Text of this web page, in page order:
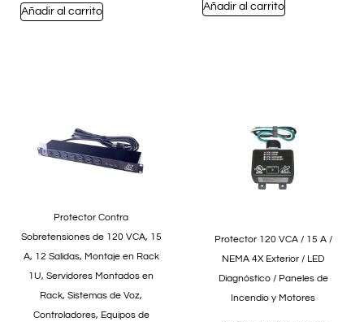
Añadir al carrito Añadir al carrito
Protector Contra
Sobretensiones de 120 VCA, 15
A, 12 Salidas, Montaje en Rack
1U, Servidores Montados en
Rack, Sistemas de Voz,
Controladores, Equipos de
Protector 120 VCA / 15 A /
NEMA 4X Exterior / LED
Diagnóstico / Paneles de
Incendio y Motores